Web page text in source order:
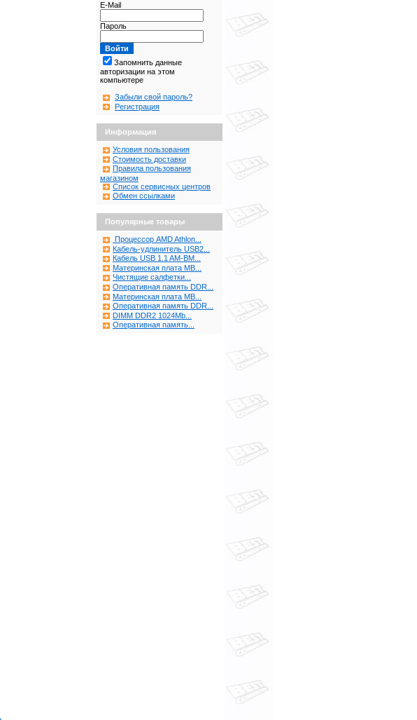
E-Mail
Пароль
Запомнить данные
авторизации на этом
компьютере
Забыли свой пароль?
Регистрация
Информация
Условия пользования
Стоимость доставки
Правила пользования
магазином
Список сервисных центров
Обмен ссылками
Популярные товары
Процессор AMD Athlon...
Кабель-удлинитель USB2...
Кабель USB 1.1 AM-BM...
Материнская плата MB...
Чистящие салфетки...
Оперативная память DDR...
Материнская плата MB...
Оперативная память DDR...
DIMM DDR2 1024Mb...
Оперативная память...